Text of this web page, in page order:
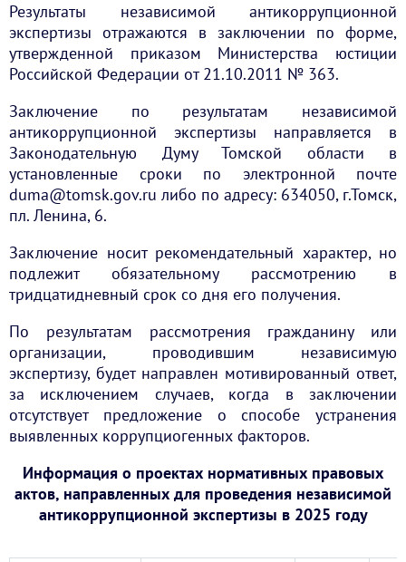
Результаты независимой антикоррупционной
экспертизы отражаются в заключении по форме,
утвержденной приказом Министерства юстиции
Российской Федерации от 21.10.2011 № 363.
Заключение по результатам независимой
антикоррупционной экспертизы направляется в
Законодательную Думу Томской области в
установленные сроки по электронной почте
duma@tomsk.gov.ru либо по адресу: 634050, г.Томск,
пл. Ленина, 6.
Заключение носит рекомендательный характер, но
подлежит обязательному рассмотрению в
тридцатидневный срок со дня его получения.
По результатам рассмотрения гражданину или
организации, проводившим независимую
экспертизу, будет направлен мотивированный ответ,
за исключением случаев, когда в заключении
отсутствует предложение о способе устранения
выявленных коррупциогенных факторов.
Информация о проектах нормативных правовых
актов, направленных для проведения независимой
антикоррупционной экспертизы в 2025 году